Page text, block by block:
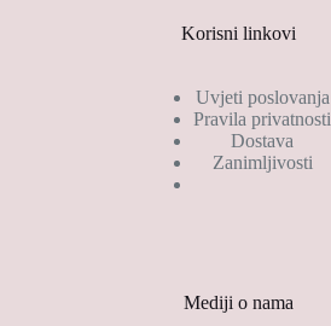
Korisni linkovi
Uvjeti poslovanja
Pravila privatnosti
Dostava
Zanimljivosti
Mediji o nama